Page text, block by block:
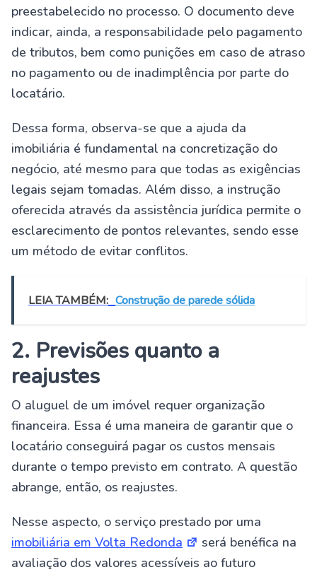
preestabelecido no processo. O documento deve
indicar, ainda, a responsabilidade pelo pagamento
de tributos, bem como punições em caso de atraso
no pagamento ou de inadimplência por parte do
locatário.
Dessa forma, observa-se que a ajuda da
imobiliária é fundamental na concretização do
negócio, até mesmo para que todas as exigências
legais sejam tomadas. Além disso, a instrução
oferecida através da assistência jurídica permite o
esclarecimento de pontos relevantes, sendo esse
um método de evitar conflitos.
LEIA TAMBÉM: Construção de parede sólida
2. Previsões quanto a
reajustes
O aluguel de um imóvel requer organização
financeira. Essa é uma maneira de garantir que o
locatário conseguirá pagar os custos mensais
durante o tempo previsto em contrato. A questão
abrange, então, os reajustes.
Nesse aspecto, o serviço prestado por uma
imobiliária em Volta Redonda
será benéfica na
avaliação dos valores acessíveis ao futuro